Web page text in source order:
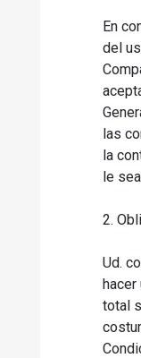
En
del
las
la
le
2.
Ud.
total